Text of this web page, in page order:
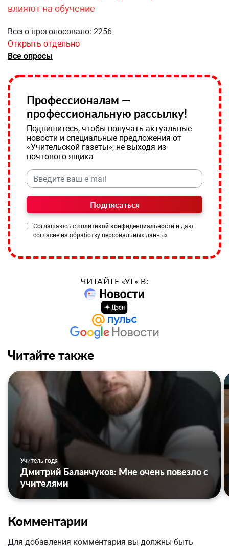
влияют на обучение
Всего проголосовало: 2256
Открыть отдельно
Все опросы
Профессионалам —
профессиональную рассылку!
Подпишитесь, чтобы получать актуальные
новости и специальные предложения от
«Учительской газеты», не выходя из
почтового ящика
Подписаться
Соглашаюсь с политикой конфиденциальности и даю
согласие на обработку персональных данных
ЧИТАЙТЕ «УГ» В:
Читайте также
Учитель года
Дмитрий Баланчуков: Мне очень повезло с
учителями
Комментарии
Для добавления комментария вы должны быть